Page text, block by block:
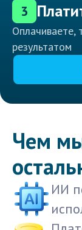
3
Оплачиваете,
результатом
Чем
ИИ